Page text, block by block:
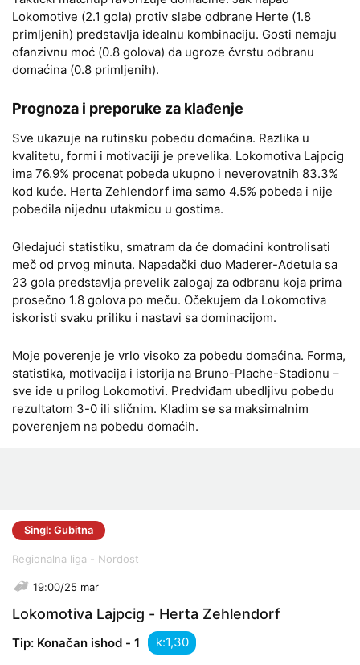
Lokomotive (2.1 gola) protiv slabe odbrane Herte (1.8
primljenih) predstavlja idealnu kombinaciju. Gosti nemaju
ofanzivnu moć (0.8 golova) da ugroze čvrstu odbranu
domaćina (0.8 primljenih).
Prognoza i preporuke za klađenje
Sve ukazuje na rutinsku pobedu domaćina. Razlika u
kvalitetu, formi i motivaciji je prevelika. Lokomotiva Lajpcig
ima 76.9% procenat pobeda ukupno i neverovatnih 83.3%
kod kuće. Herta Zehlendorf ima samo 4.5% pobeda i nije
pobedila nijednu utakmicu u gostima.
Gledajući statistiku, smatram da će domaćini kontrolisati
meč od prvog minuta. Napadački duo Maderer-Adetula sa
23 gola predstavlja prevelik zalogaj za odbranu koja prima
prosečno 1.8 golova po meču. Očekujem da Lokomotiva
iskoristi svaku priliku i nastavi sa dominacijom.
Moje poverenje je vrlo visoko za pobedu domaćina. Forma,
statistika, motivacija i istorija na Bruno-Plache-Stadionu –
sve ide u prilog Lokomotivi. Predviđam ubedljivu pobedu
rezultatom 3-0 ili sličnim. Kladim se sa maksimalnim
poverenjem na pobedu domaćih.
Singl: Gubitna
Regionalna liga - Nordost
19:00/25 mar
Lokomotiva Lajpcig - Herta Zehlendorf
Tip: Konačan ishod - 1 k: